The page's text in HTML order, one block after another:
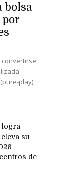
bolsa
por
convertirse
play),
logra
su
de